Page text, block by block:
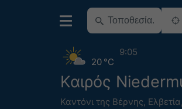
Καιρός
Καντόνι της Βέρνης, Ελβετία
20 °C
9:05